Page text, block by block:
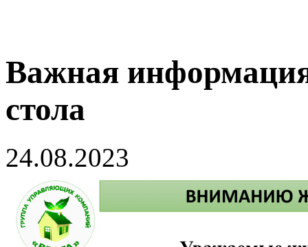
Важная информация
стола
24.08.2023